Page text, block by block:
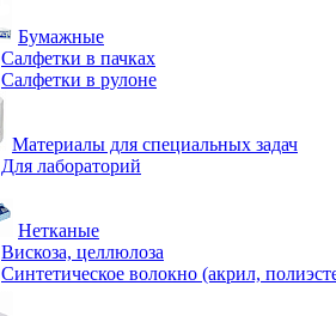
Бумажные
Салфетки в пачках
Салфетки в рулоне
Материалы для специальных задач
Для лабораторий
Нетканые
Вискоза, целлюлоза
Синтетическое волокно (акрил,